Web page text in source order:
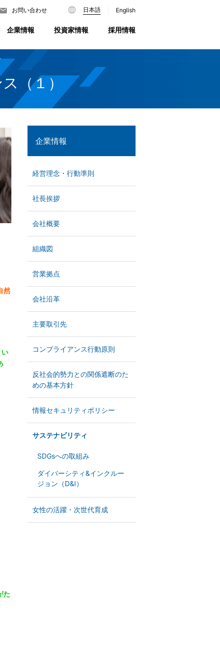
企業情報
経営理念・行動準則
社長挨拶
会社概要
組織図
営業拠点
会社沿革
主要取引先
コンプライアンス行動原則
反社会的勢力との関係遮断のた
めの基本方針
情報セキュリティポリシー
サステナビリティ
SDGsへの取組み
ダイバーシティ&インクルー
ジョン（D&I）
女性の活躍・次世代育成
（１）
然
た
企業情報 投資家情報 採用情報
お問い合わせ 日本語 English